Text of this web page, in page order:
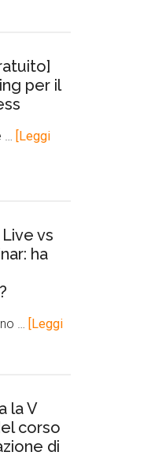
per il
…
[Leggi
vs
ha
…
[Leggi
la V
corso
di